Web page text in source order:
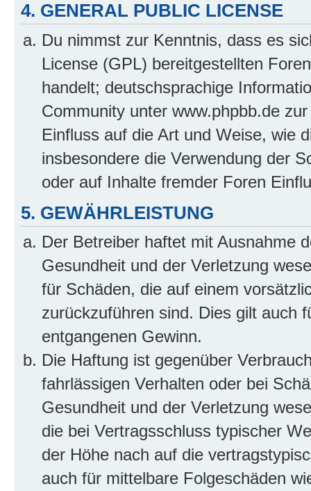
4. GENERAL PUBLIC LICENSE
Du nimmst zur Kenntnis, dass es
License (GPL) bereitgestellten
handelt; deutschsprachige
Community unter www.phpbb.de
Einfluss auf die Art und Weise, wie
insbesondere die Verwendung der
oder auf Inhalte fremder Foren
5. GEWÄHRLEISTUNG
Der Betreiber haftet mit Ausnahme
Gesundheit und der Verletzung
für Schäden, die auf einem
zurückzuführen sind. Dies gilt auch
entgangenen Gewinn.
Die Haftung ist gegenüber
fahrlässigen Verhalten oder bei
Gesundheit und der Verletzung
die bei Vertragsschluss typischer
der Höhe nach auf die
auch für mittelbare Folgeschäden